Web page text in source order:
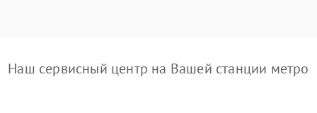
Наш сервисный центр на Вашей станции метро